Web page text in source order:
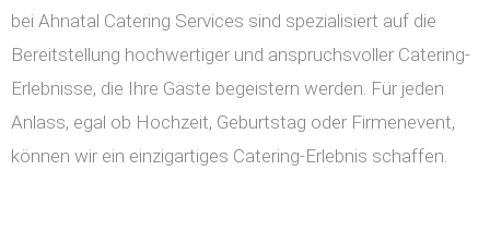
bei Ahnatal Catering Services sind spezialisiert auf die
Bereitstellung hochwertiger und anspruchsvoller Catering-
Erlebnisse, die Ihre Gäste begeistern werden. Für jeden
Anlass, egal ob Hochzeit, Geburtstag oder Firmenevent,
können wir ein einzigartiges Catering-Erlebnis schaffen.